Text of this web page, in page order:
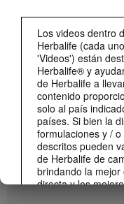
Los videos dentro
Herbalife (cada
'Videos') están
Herbalife® y
de Herbalife a
contenido
solo al país
países. Si bien la
formulaciones y /
descritos pueden
de Herbalife de
brindando la
directa y los
de peso son
¡Dale un impulso a tu
Conoce los nuevos sabores